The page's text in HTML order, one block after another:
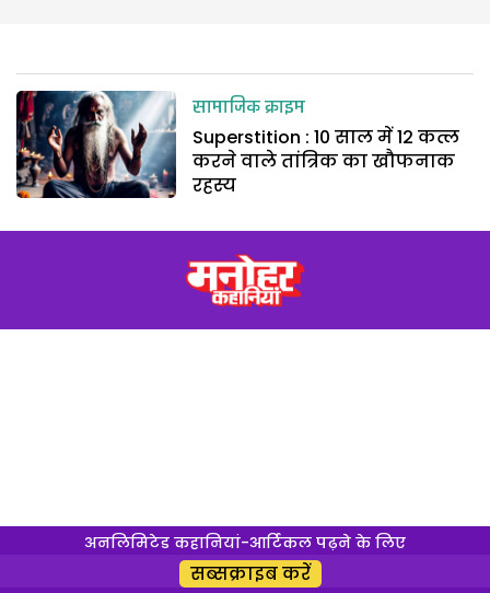
सामाजिक क्राइम
Superstition : 10 साल में 12 कत्ल
करने वाले तांत्रिक का खौफनाक
रहस्य
अनलिमिटेड कहानियां-आर्टिकल पढ़ने के लिए
सब्सक्राइब करें